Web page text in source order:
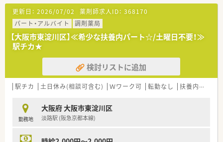
がしっかり評価に繋がります★
更新日： 2026/07/02 薬剤師求人ID： 368170
パート・アルバイト
調剤薬局
【大阪市東淀川区】≪希少な扶養内パート☆/土曜日不要！≫
駅チカ★
検討リストに追加
駅チカ 土日休み(相談可含む) Ｗワーク可 転勤なし 扶養内勤務OK
勤務地
大阪府 大阪市東淀川区
淡路駅 (阪急京都本線)